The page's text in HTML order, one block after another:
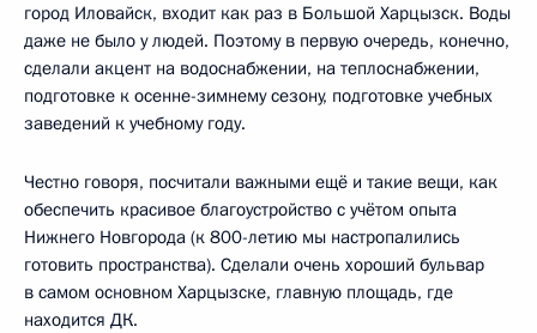
город Иловайск, входит как раз в Большой Харцызск. Воды
даже не было у людей. Поэтому в первую очередь, конечно,
сделали акцент на водоснабжении, на теплоснабжении,
подготовке к осенне-зимнему сезону, подготовке учебных
заведений к учебному году.
Честно говоря, посчитали важными ещё и такие вещи, как
обеспечить красивое благоустройство с учётом опыта
Нижнего Новгорода (к 800-летию мы настропалились
готовить пространства). Сделали очень хороший бульвар
в самом основном Харцызске, главную площадь, где
находится ДК.